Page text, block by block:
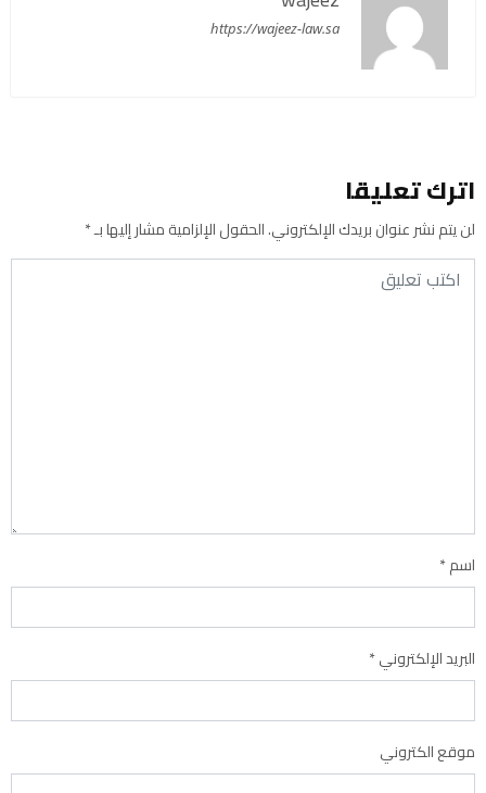
https://wajeez-law.sa
اترك تعليقا
لن يتم نشر عنوان بريدك الإلكتروني.الحقول الإلزامية مشار إليها بـ*
اسم*
البريد الإلكتروني*
موقع الكتروني